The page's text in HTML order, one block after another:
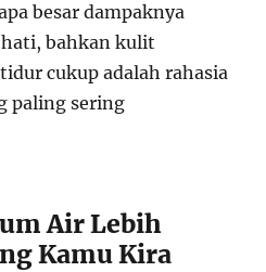
besar dampaknya
hati, bahkan kulit
cukup adalah rahasia
paling sering
Air Lebih
Kamu Kira